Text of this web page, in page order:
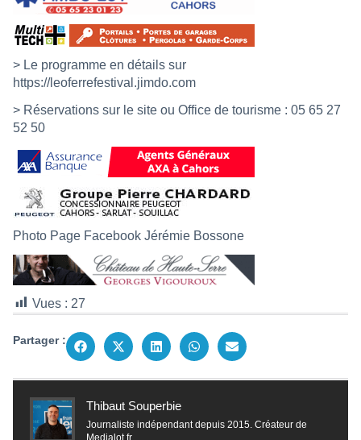
> Le programme en détails sur
https://leoferrefestival.jimdo.com
> Réservations sur le site ou Office de tourisme : 05 65 27
52 50
Photo Page Facebook Jérémie Bossone
Vues : 27
Partager :
Thibaut Souperbie
Journaliste indépendant depuis 2015. Créateur de
Medialot.fr